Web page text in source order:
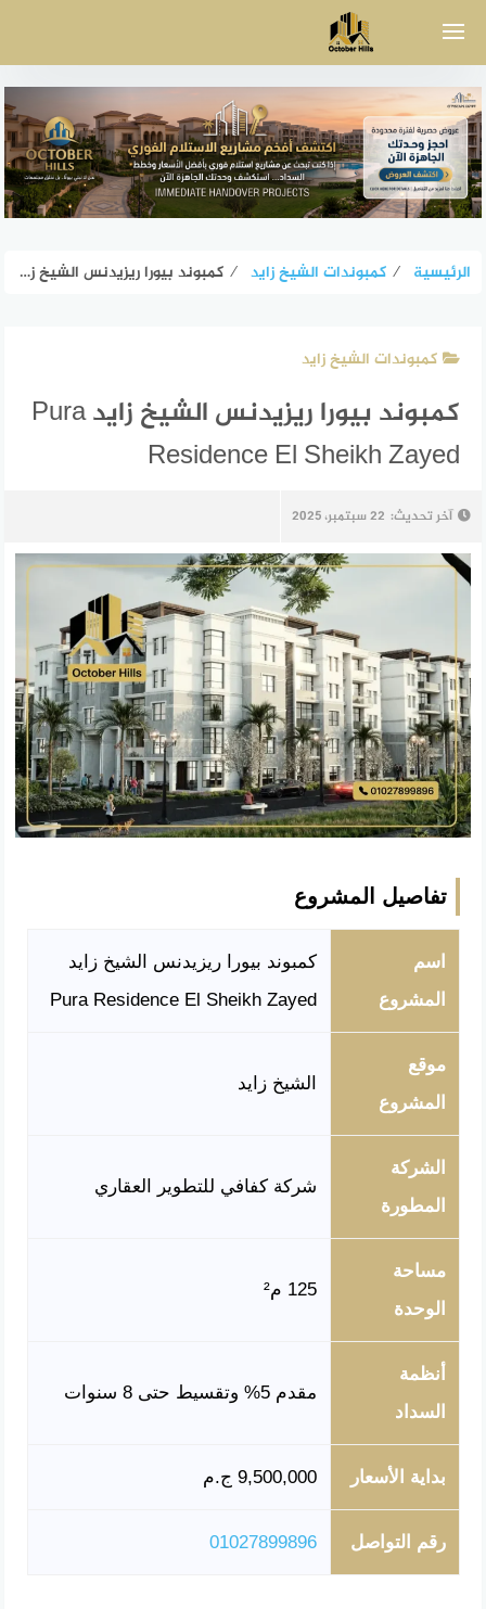
الرئيسية ⁄ كمبوندات الشيخ زايد ⁄ كمبوند بيورا ريزيدنس الشيخ زايد Pura Residence El Sheikh Zayed
كمبوندات الشيخ زايد
كمبوند بيورا ريزيدنس الشيخ زايد Pura
Residence El Sheikh Zayed
آخر تحديث: 22 سبتمبر، 2025
تفاصيل المشروع
اسم
المشروع
كمبوند بيورا ريزيدنس الشيخ زايد
Pura Residence El Sheikh Zayed
موقع
المشروع
الشيخ زايد
الشركة
المطورة
شركة كفافي للتطوير العقاري
مساحة
الوحدة
125 م²
أنظمة
السداد
مقدم 5% وتقسيط حتى 8 سنوات
بداية الأسعار 9,500,000 ج.م
رقم التواصل 01027899896